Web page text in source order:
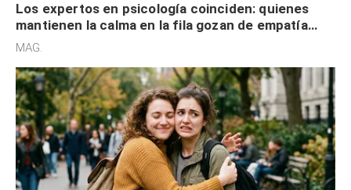
Los expertos en psicología coinciden: quienes
mantienen la calma en la fila gozan de empatía
cognitiva, gratitud y no solo tienen autocontrol
MAG.